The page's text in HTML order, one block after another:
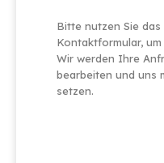
Bitte nutzen Sie
Kontaktformular,
Wir werden Ihre
bearbeiten und uns
setzen.